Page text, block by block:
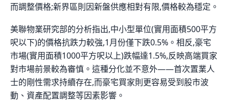
而調整價格;新界區則因新盤供應相對有限,價格較為穩定。
美聯物業研究部的分析指出,中小型單位(實用面積500平方
呎以下)的價格抗跌力較強,1月份僅下跌0.5%。相反,豪宅
市場(實用面積1000平方呎以上)跌幅達1.5%,反映高端買家
對市場前景較為審慎。這種分化並不意外——首次置業人
士的剛性需求持續存在,而豪宅買家則更容易受到股市波
動、資產配置調整等因素影響。